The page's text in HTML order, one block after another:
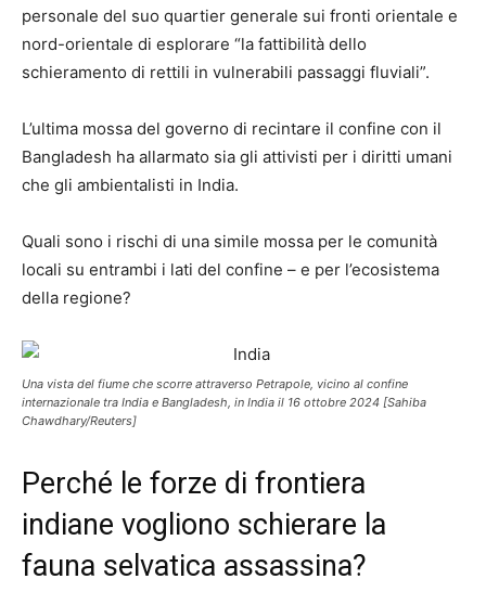
personale del suo quartier generale sui fronti orientale e
nord-orientale di esplorare “la fattibilità dello
schieramento di rettili in vulnerabili passaggi fluviali”.
L’ultima mossa del governo di recintare il confine con il
Bangladesh ha allarmato sia gli attivisti per i diritti umani
che gli ambientalisti in India.
Quali sono i rischi di una simile mossa per le comunità
locali su entrambi i lati del confine – e per l’ecosistema
della regione?
Una vista del fiume che scorre attraverso Petrapole, vicino al confine
internazionale tra India e Bangladesh, in India il 16 ottobre 2024 [Sahiba
Chawdhary/Reuters]
Perché le forze di frontiera
indiane vogliono schierare la
fauna selvatica assassina?